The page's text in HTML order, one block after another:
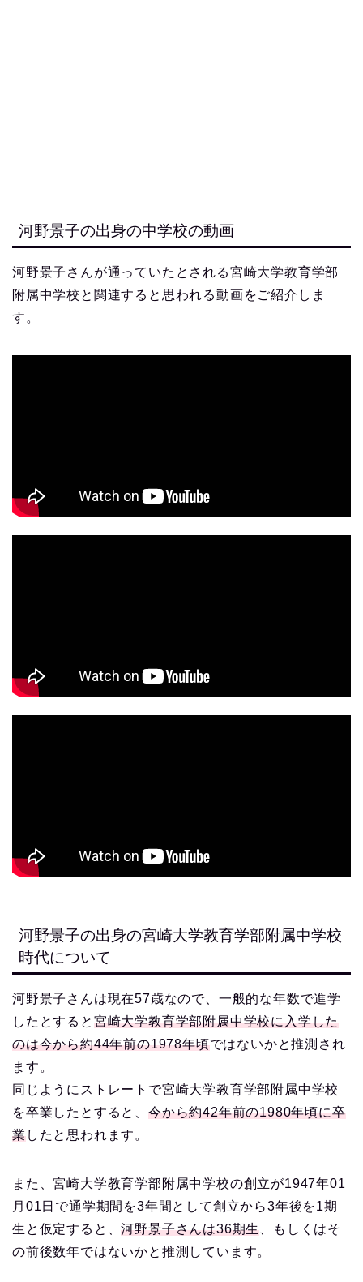
河野景子の出身の中学校の動画
河野景子さんが通っていたとされる宮崎大学教育学部
附属中学校と関連すると思われる動画をご紹介しま
す。
河野景子の出身の宮崎大学教育学部附属中学校
時代について
河野景子さんは現在57歳なので、一般的な年数で進学
したとすると 宮崎大学教育学部附属中学校に入学した
のは今から約44年前の1978年頃ではないかと推測され
ます。
同じようにストレートで宮崎大学教育学部附属中学校
を卒業したとすると、 今から約42年前の1980年頃に卒
業したと思われます。
また、宮崎大学教育学部附属中学校の創立が1947年01
月01日で通学期間を3年間として創立から3年後を1期
生と仮定すると、河野景子さんは36期生 、もしくはそ
の前後数年ではないかと推測しています。